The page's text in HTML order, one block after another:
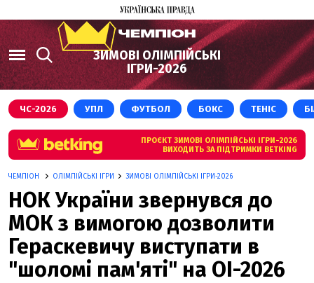
ЗИМОВІ ОЛІМПІЙСЬКІ
ІГРИ-2026
ЧС-2026 УПЛ ФУТБОЛ БОКС ТЕНІС
ПРОЄКТ ЗИМОВІ ОЛІМПІЙСЬКІ ІГРИ-2026
ВИХОДИТЬ ЗА ПІДТРИМКИ BETKING
ЧЕМПІОН ОЛІМПІЙСЬКІ ІГРИ ЗИМОВІ ОЛІМПІЙСЬКІ ІГРИ-2026
НОК України звернувся до
МОК з вимогою дозволити
Гераскевичу виступати в
"шоломі пам'яті" на ОІ-2026